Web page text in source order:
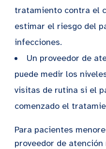
tratamiento contra el
estimar el riesgo del
infecciones.
Un proveedor de
puede medir los
visitas de rutina si el
comenzado el
Para pacientes
proveedor de